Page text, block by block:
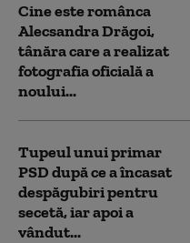
Cine este românca
Alecsandra Drăgoi,
tânăra care a realizat
fotografia oficială a
noului...
Tupeul unui primar
PSD după ce a încasat
despăgubiri pentru
secetă, iar apoi a
vândut...